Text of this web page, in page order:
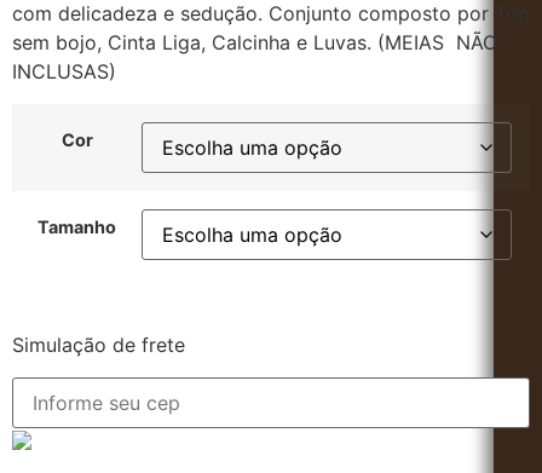
com delicadeza e sedução. Conjunto composto por Top
sem bojo, Cinta Liga, Calcinha e Luvas. (MEIAS NÃO
INCLUSAS)
Cor
Tamanho
Simulação de frete